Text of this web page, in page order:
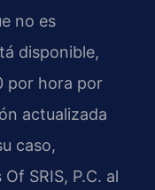
no es
disponible,
por hora por
actualizada
caso,
SRIS, P.C. al